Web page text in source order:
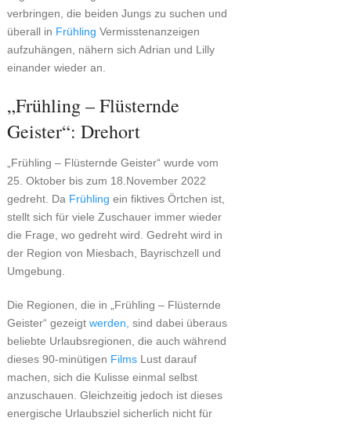
verbringen, die beiden Jungs zu suchen und
überall in Frühling Vermisstenanzeigen
aufzuhängen, nähern sich Adrian und Lilly
einander wieder an.
„Frühling – Flüsternde
Geister“: Drehort
„Frühling – Flüsternde Geister“ wurde vom
25. Oktober bis zum 18.November 2022
gedreht. Da Frühling ein fiktives Örtchen ist,
stellt sich für viele Zuschauer immer wieder
die Frage, wo gedreht wird. Gedreht wird in
der Region von Miesbach, Bayrischzell und
Umgebung.
Die Regionen, die in „Frühling – Flüsternde
Geister“ gezeigt werden, sind dabei überaus
beliebte Urlaubsregionen, die auch während
dieses 90-minütigen FilmsLust darauf
machen, sich die Kulisse einmal selbst
anzuschauen. Gleichzeitig jedoch ist dieses
energische Urlaubsziel sicherlich nicht für